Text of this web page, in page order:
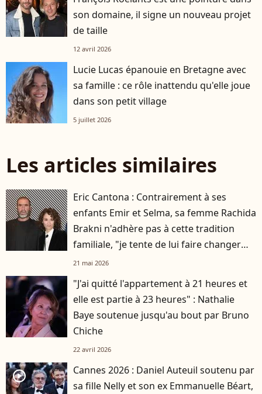
son domaine, il signe un nouveau projet
de taille
12 avril 2026
Lucie Lucas épanouie en Bretagne avec
sa famille : ce rôle inattendu qu'elle joue
dans son petit village
5 juillet 2026
Les articles similaires
Eric Cantona : Contrairement à ses
enfants Emir et Selma, sa femme Rachida
Brakni n'adhère pas à cette tradition
familiale, "je tente de lui faire changer
d'avis"
21 mai 2026
"J'ai quitté l'appartement à 21 heures et
elle est partie à 23 heures" : Nathalie
Baye soutenue jusqu'au bout par Bruno
Chiche
22 avril 2026
player2
Cannes 2026 : Daniel Auteuil soutenu par
sa fille Nelly et son ex Emmanuelle Béart,